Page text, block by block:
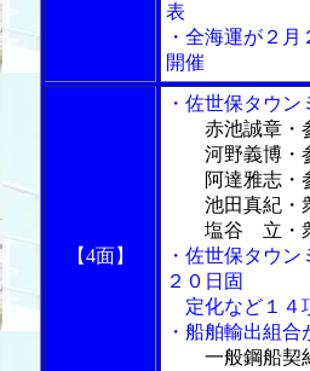
表
・全海運が２
開催
【4面】
・佐世保タウ
赤池誠章・
河野義博・
阿達雅志・
池田真紀・衆
塩谷 立・衆
・佐世保タウ
２０日固
定化など１４
・船舶輸出組
一般鋼船契